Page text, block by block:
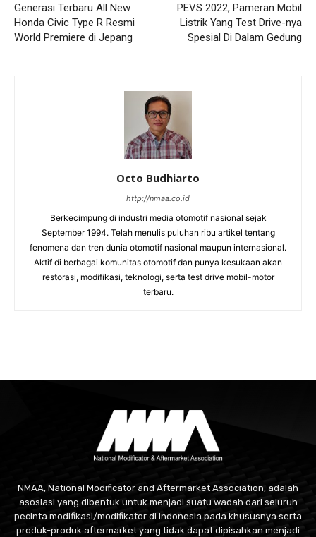
Generasi Terbaru All New
Honda Civic Type R Resmi
World Premiere di Jepang
PEVS 2022, Pameran Mobil
Listrik Yang Test Drive-nya
Spesial Di Dalam Gedung
Octo Budhiarto
http://nmaa.co.id
Berkecimpung di industri media otomotif nasional sejak
September 1994. Telah menulis puluhan ribu artikel tentang
fenomena dan tren dunia otomotif nasional maupun internasional.
Aktif di berbagai komunitas otomotif dan punya kesukaan akan
restorasi, modifikasi, teknologi, serta test drive mobil-motor
terbaru.
NMAA, National Modificator and Aftermarket Association, adalah
asosiasi yang dibentuk untuk menjadi suatu wadah dari seluruh
pecinta modifikasi/modifikator di Indonesia pada khususnya serta
produk-produk aftermarket yang tidak dapat dipisahkan menjadi